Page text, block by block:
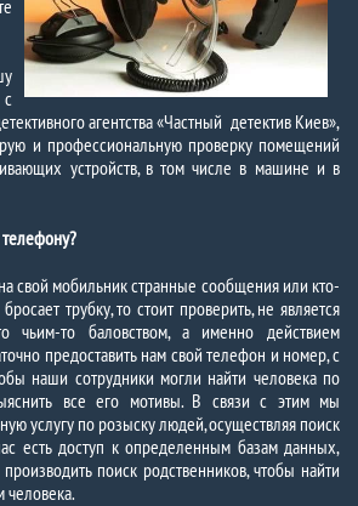
агентства «Частный детектив Киев»,
и профессиональную проверку помещений
устройств, в том числе в машине и в
телефону?
свой мобильник странные сообщения или кто-
трубку, то стоит проверить, не является
то баловством, а именно действием
предоставить нам свой телефон и номер, с
наши сотрудники могли найти человека по
все его мотивы. В связи с этим мы
услугу по розыску людей, осуществляя поиск
есть доступ к определенным базам данных,
поиск родственников, чтобы найти